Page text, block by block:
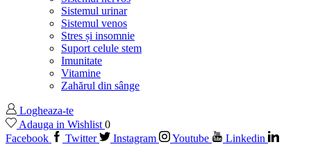
Sistemul urinar
Sistemul venos
Stres și insomnie
Suport celule stem
Imunitate
Vitamine
Zahărul din sânge
Logheaza-te
Adauga in Wishlist 0
Facebook
Twitter Instagram Youtube Linkedin